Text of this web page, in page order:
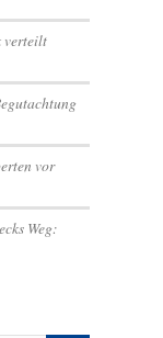
verteilt
vor
Weg: